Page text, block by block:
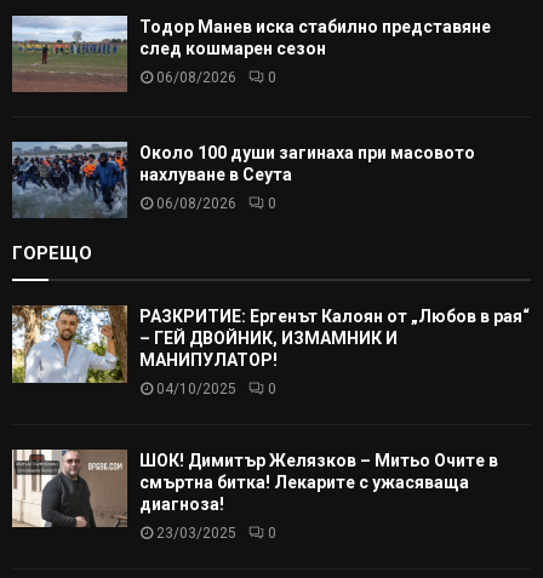
Тодор Манев иска стабилно представяне
след кошмарен сезон
06/08/2026 0
Около 100 души загинаха при масовото
нахлуване в Сеута
06/08/2026 0
ГОРЕЩО
РАЗКРИТИЕ: Ергенът Калоян от „Любов в рая“
– ГЕЙ ДВОЙНИК, ИЗМАМНИК И
МАНИПУЛАТОР!
04/10/2025 0
ШОК! Димитър Желязков – Митьо Очите в
смъртна битка! Лекарите с ужасяваща
диагноза!
23/03/2025 0